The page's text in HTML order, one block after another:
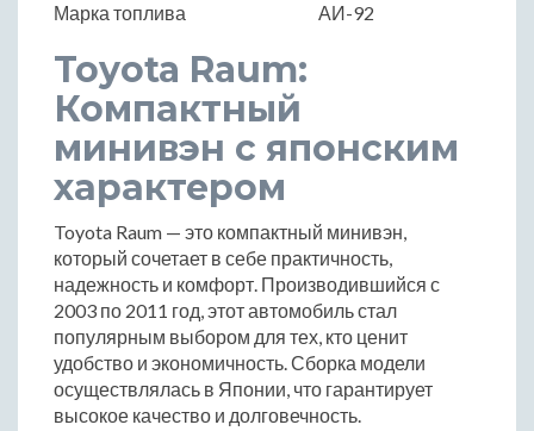
Марка топлива
АИ-92
Toyota Raum:
Компактный
минивэн с японским
характером
Toyota Raum — это компактный минивэн,
который сочетает в себе практичность,
надежность и комфорт. Производившийся с
2003 по 2011 год, этот автомобиль стал
популярным выбором для тех, кто ценит
удобство и экономичность. Сборка модели
осуществлялась в Японии, что гарантирует
высокое качество и долговечность.